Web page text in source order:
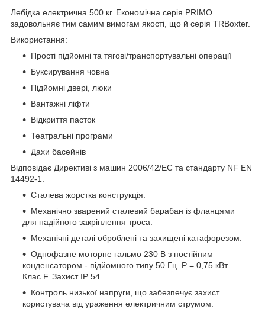
Лебідка електрична 500 кг. Економічна серія PRIMO
задовольняє тим самим вимогам якості, що й серія TRBoxter.
Використання:
Прості підйомні та тягові/транспортувальні операції
Буксирування човна
Підйомні двері, люки
Вантажні ліфти
Відкриття пасток
Театральні програми
Дахи басейнів
Відповідає Директиві з машин 2006/42/EC та стандарту NF EN
14492-1.
Сталева жорстка конструкція.
Механічно зварений сталевий барабан із фланцями
для надійного закріплення троса.
Механічні деталі оброблені та захищені катафорезом.
Однофазне моторне гальмо 230 В з постійним
конденсатором - підйомного типу 50 Гц. P = 0,75 кВт.
Клас F. Захист IP 54.
Контроль низької напруги, що забезпечує захист
користувача від ураження електричним струмом.